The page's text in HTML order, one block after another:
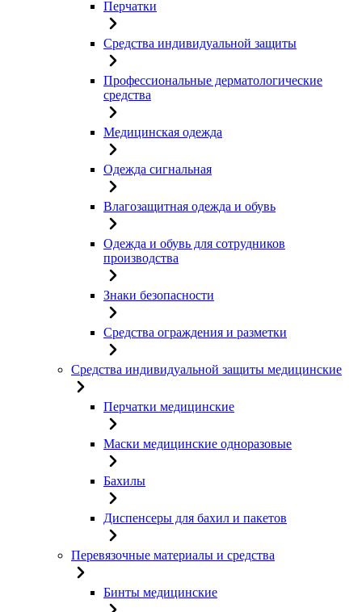
Перчатки
Средства индивидуальной защиты
Профессиональные дерматологические
средства
Медицинская одежда
Одежда сигнальная
Влагозащитная одежда и обувь
Одежда и обувь для сотрудников
производства
Знаки безопасности
Средства ограждения и разметки
Средства индивидуальной защиты медицинские
Перчатки медицинские
Маски медицинские одноразовые
Бахилы
Диспенсеры для бахил и пакетов
Перевязочные материалы и средства
Бинты медицинские